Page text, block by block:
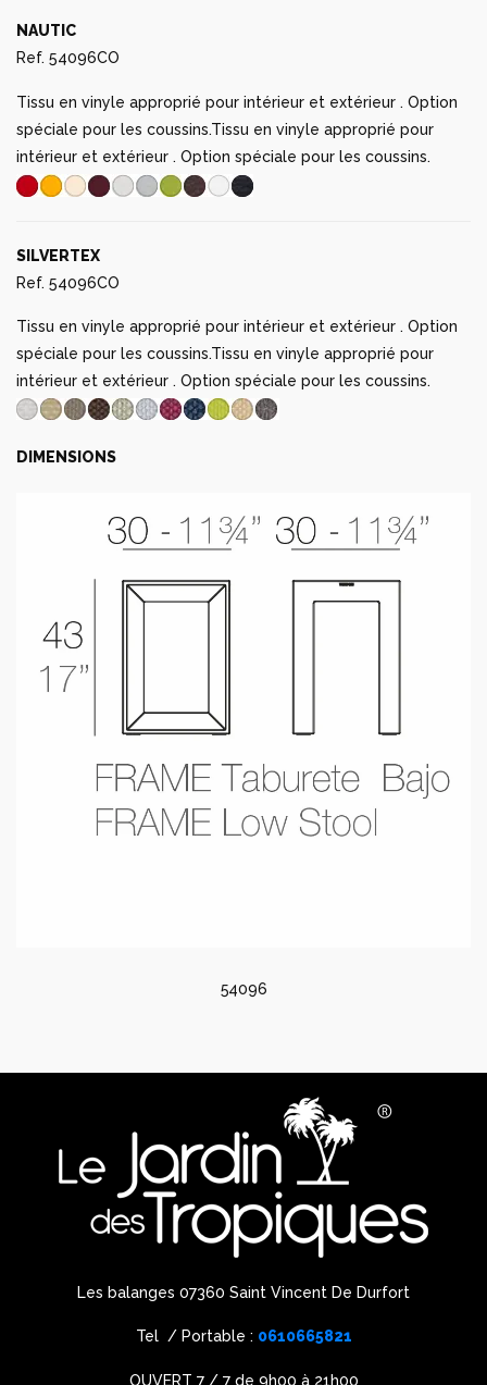
NAUTIC
Ref. 54096CO
Tissu en vinyle approprié pour intérieur et extérieur . Option
spéciale pour les coussins.Tissu en vinyle approprié pour
intérieur et extérieur . Option spéciale pour les coussins.
SILVERTEX
Ref. 54096CO
Tissu en vinyle approprié pour intérieur et extérieur . Option
spéciale pour les coussins.Tissu en vinyle approprié pour
intérieur et extérieur . Option spéciale pour les coussins.
DIMENSIONS
54096
Les balanges 07360 Saint Vincent De Durfort
Tel / Portable : 0610665821
OUVERT 7 / 7 de 9h00 à 21h00